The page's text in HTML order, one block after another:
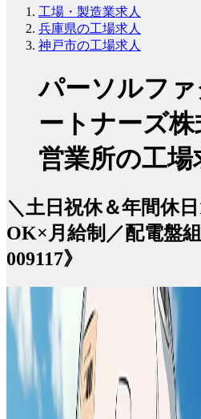
工場・製造業求人
兵庫県の工場求人
神戸市の工場求人
パーソルフ
ートナーズ株
営業所の工場
＼土日祝休＆年間休
OK×月給制／配電盤
009117》